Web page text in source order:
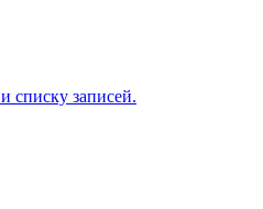
списку записей.